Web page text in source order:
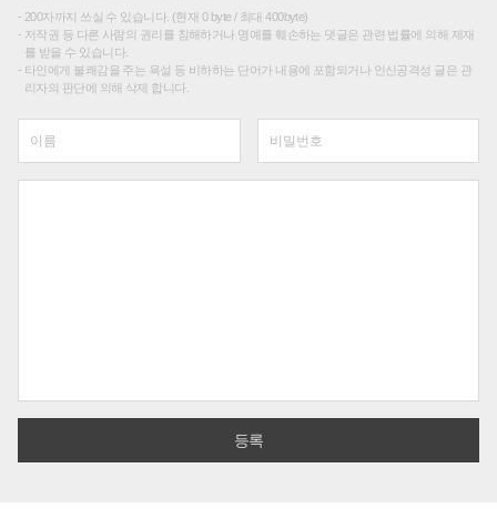
200자까지 쓰실 수 있습니다. (현재 0 byte / 최대 400byte)
저작권 등 다른 사람의 권리를 침해하거나 명예를 훼손하는 댓글은 관련 법률에 의해 제재
를 받을 수 있습니다.
타인에게 불쾌감을 주는 욕설 등 비하하는 단어가 내용에 포함되거나 인신공격성 글은 관
리자의 판단에 의해 삭제 합니다.